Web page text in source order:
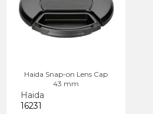
Haida Snap-on Lens Cap
43 mm
Haida
16231